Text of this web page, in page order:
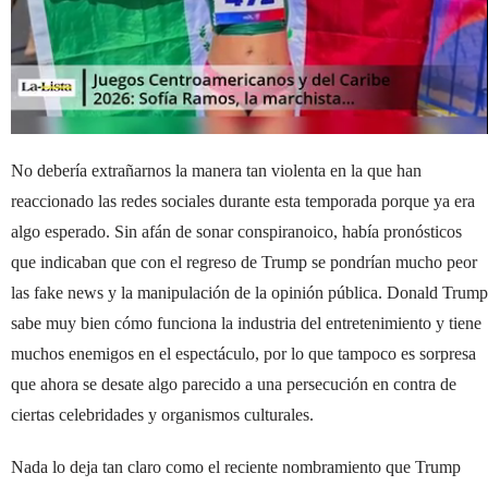
No debería extrañarnos la manera tan violenta en la que han
reaccionado las redes sociales durante esta temporada porque ya era
algo esperado. Sin afán de sonar conspiranoico, había pronósticos
que indicaban que con el regreso de Trump se pondrían mucho peor
las fake news y la manipulación de la opinión pública. Donald Trump
sabe muy bien cómo funciona la industria del entretenimiento y tiene
muchos enemigos en el espectáculo, por lo que tampoco es sorpresa
que ahora se desate algo parecido a una persecución en contra de
ciertas celebridades y organismos culturales.
Nada lo deja tan claro como el reciente nombramiento que Trump